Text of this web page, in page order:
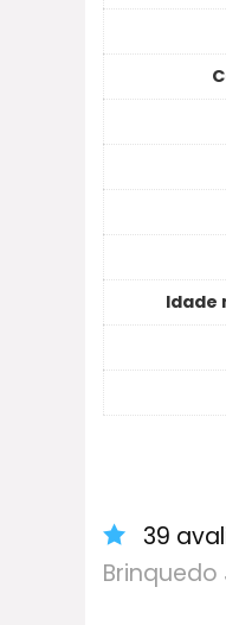
Idade
39
Brinquedo